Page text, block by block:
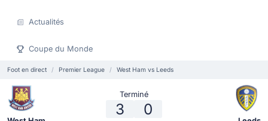
Actualités
Coupe du Monde
Foot en direct Premier League West Ham vs Leeds
Terminé
3 0